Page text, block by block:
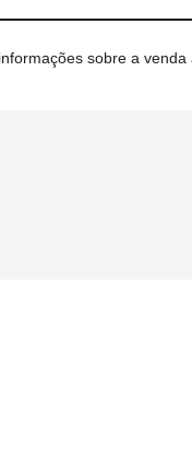
sobre a venda